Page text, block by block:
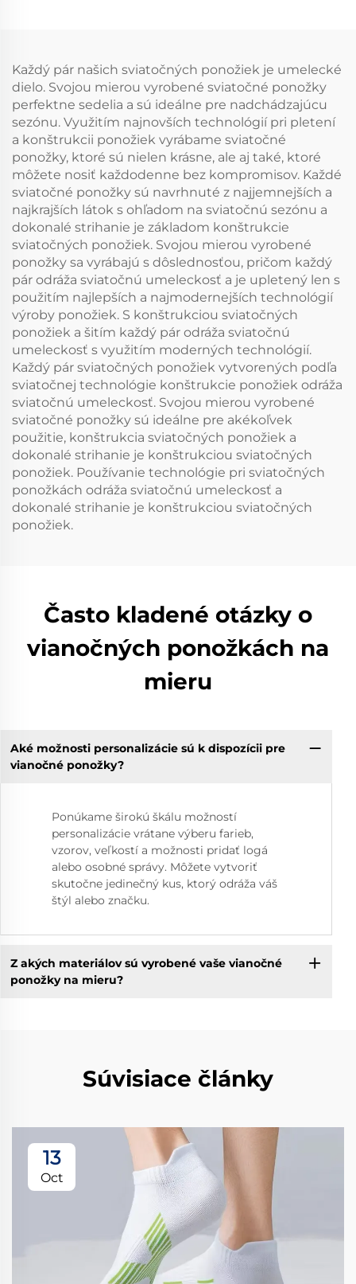
Každý pár našich sviatočných ponožiek je umelecké
dielo. Svojou mierou vyrobené sviatočné ponožky
perfektne sedelia a sú ideálne pre nadchádzajúcu
sezónu. Využitím najnovších technológií pri pletení
a konštrukcii ponožiek vyrábame sviatočné
ponožky, ktoré sú nielen krásne, ale aj také, ktoré
môžete nosiť každodenne bez kompromisov. Každé
sviatočné ponožky sú navrhnuté z najjemnejších a
najkrajších látok s ohľadom na sviatočnú sezónu a
dokonalé strihanie je základom konštrukcie
sviatočných ponožiek. Svojou mierou vyrobené
ponožky sa vyrábajú s dôslednosťou, pričom každý
pár odráža sviatočnú umeleckosť a je upletený len s
použitím najlepších a najmodernejších technológií
výroby ponožiek. S konštrukciou sviatočných
ponožiek a šitím každý pár odráža sviatočnú
umeleckosť s využitím moderných technológií.
Každý pár sviatočných ponožiek vytvorených podľa
sviatočnej technológie konštrukcie ponožiek odráža
sviatočnú umeleckosť. Svojou mierou vyrobené
sviatočné ponožky sú ideálne pre akékoľvek
použitie, konštrukcia sviatočných ponožiek a
dokonalé strihanie je konštrukciou sviatočných
ponožiek. Používanie technológie pri sviatočných
ponožkách odráža sviatočnú umeleckosť a
dokonalé strihanie je konštrukciou sviatočných
ponožiek.
Často kladené otázky o
vianočných ponožkách na
mieru
Aké možnosti personalizácie sú k dispozícii pre
vianočné ponožky?
Ponúkame širokú škálu možností
personalizácie vrátane výberu farieb,
vzorov, veľkostí a možnosti pridať logá
alebo osobné správy. Môžete vytvoriť
skutočne jedinečný kus, ktorý odráža váš
štýl alebo značku.
Z akých materiálov sú vyrobené vaše vianočné
ponožky na mieru?
Súvisiace články
13
Oct